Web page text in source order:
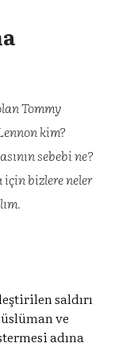
Tommy
kim?
sebebi ne?
için bizlere neler
saldırı
ve
adına